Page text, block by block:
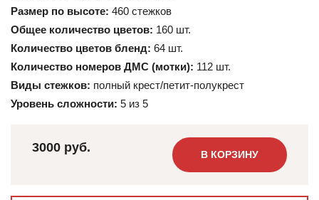
Размер по высоте: 460 стежков
Общее количество цветов: 160 шт.
Количество цветов бленд: 64 шт.
Количество номеров ДМС (мотки): 112 шт.
Виды стежков: полный крест/петит-полукрест
Уровень сложности: 5 из 5
3000 руб. В КОРЗИНУ